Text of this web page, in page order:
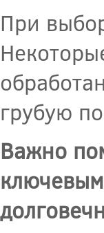
При
грубую
Важно